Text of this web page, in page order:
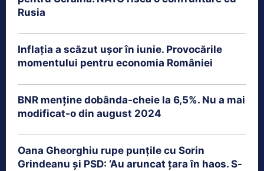
Rusia
Inflația a scăzut ușor în iunie. Provocările
momentului pentru economia României
BNR menține dobânda-cheie la 6,5%. Nu a mai
modificat-o din august 2024
Oana Gheorghiu rupe punțile cu Sorin
Grindeanu și PSD: ‘Au aruncat țara în haos. S-